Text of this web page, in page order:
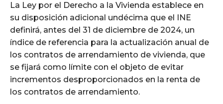
La Ley por el Derecho a la Vivienda establece en
su disposición adicional undécima que el INE
definirá, antes del 31 de diciembre de 2024, un
índice de referencia para la actualización anual de
los contratos de arrendamiento de vivienda, que
se fijará como límite con el objeto de evitar
incrementos desproporcionados en la renta de
los contratos de arrendamiento.